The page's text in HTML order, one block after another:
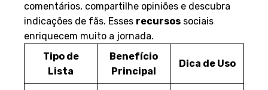
comentários, compartilhe opiniões e descubra
indicações de fãs. Esses recursos sociais
enriquecem muito a jornada.
Tipo de
Lista
Benefício
Principal
Dica de Uso